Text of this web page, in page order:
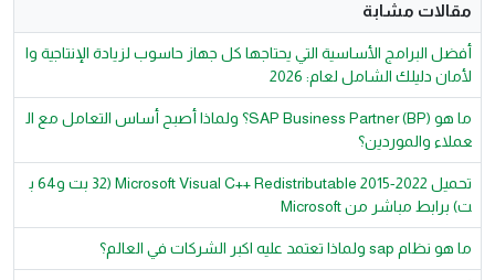
مقالات مشابة
أفضل البرامج الأساسية التي يحتاجها كل جهاز حاسوب لزيادة الإنتاجية وا
لأمان دليلك الشامل لعام: 2026
ما هو SAP Business Partner (BP)؟ ولماذا أصبح أساس التعامل مع ال
عملاء والموردين؟
تحميل Microsoft Visual C++ Redistributable 2015-2022 (32 بت و64 ب
ت) برابط مباشر من Microsoft
ما هو نظام sap ولماذا تعتمد عليه اكبر الشركات في العالم؟